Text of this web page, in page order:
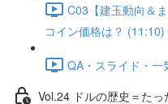
C03【建玉動向＆
コイン価格は？ (11:10)
QA・スライド・
Vol.24 ドルの歴史＝たっ